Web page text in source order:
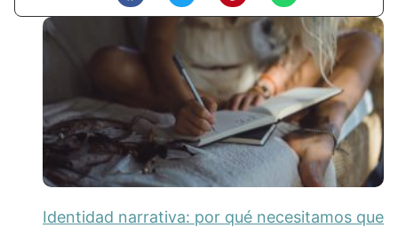
Identidad narrativa: por qué necesitamos que